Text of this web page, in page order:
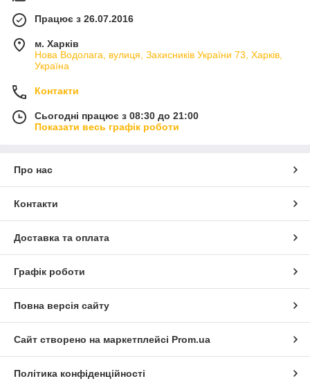
Працює з 26.07.2016
м. Харків
Нова Водолага, вулиця, Захисників України 73, Харків,
Україна
Контакти
Сьогодні працює з 08:30 до 21:00
Показати весь графік роботи
Про нас
Контакти
Доставка та оплата
Графік роботи
Повна версія сайту
Сайт створено на маркетплейсі Prom.ua
Політика конфіденційності